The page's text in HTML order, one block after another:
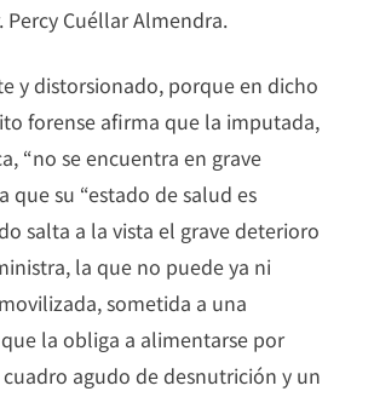
Percy Cuéllar Almendra.
y distorsionado, porque en dicho
forense afirma que la imputada,
“no se encuentra en grave
que su “estado de salud es
salta a la vista el grave deterioro
la que no puede ya ni
sometida a una
la obliga a alimentarse por
agudo de desnutrición y un